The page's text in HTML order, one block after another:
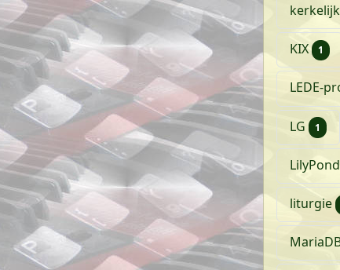
KIX 1
LEDE-
LG 1
LilyPond
liturgie